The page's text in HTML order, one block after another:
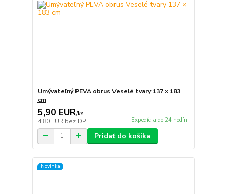
Umývateľný PEVA obrus Veselé tvary 137 × 183
cm
5,90 EUR/ks
4,80 EUR bez DPH Expedícia do 24 hodín
Pridať do košíka
Novinka